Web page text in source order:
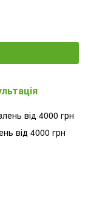
від 4000 грн
від 4000 грн